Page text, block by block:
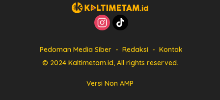
Pedoman Media Siber Redaksi
Kontak
© 2024 Kaltimetam.id, All rights reserved.
Versi Non AMP